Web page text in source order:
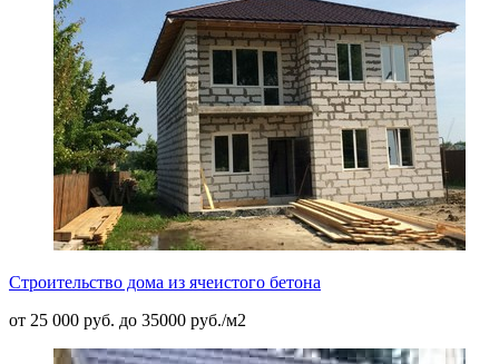
Строительство дома из ячеистого бетона
от 25 000 руб. до 35000 руб./м2